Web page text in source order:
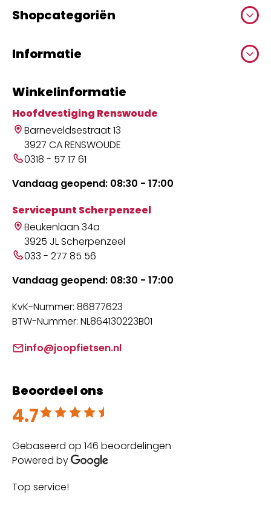
Shopcategoriën
Informatie
Winkelinformatie
Hoofdvestiging Renswoude
Barneveldsestraat 13
3927 CA RENSWOUDE
0318 - 57 17 61
Vandaag geopend: 08:30 - 17:00
Servicepunt Scherpenzeel
Beukenlaan 34a
3925 JL Scherpenzeel
033 - 277 85 56
Vandaag geopend: 08:30 - 17:00
KvK-Nummer: 86877623
BTW-Nummer: NL864130223B01
info@joopfietsen.nl
Beoordeel ons
4.7
Beoordeeld met 4.7 uit 5
Gebaseerd op 146 beoordelingen
Powered by
Top service!